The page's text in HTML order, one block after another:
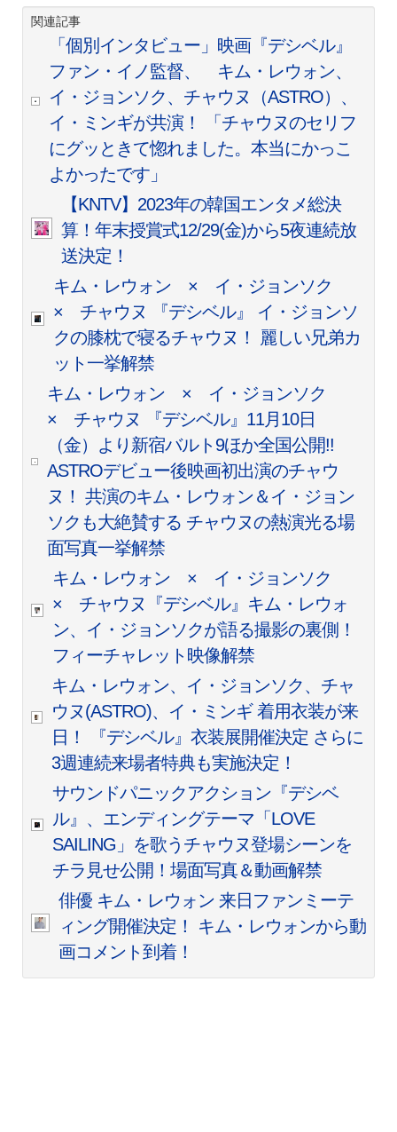
関連記事
「個別インタビュー」映画『デシベル』
ファン・イノ監督、 キム・レウォン、
イ・ジョンソク、チャウヌ（ASTRO）、
イ・ミンギが共演！ 「チャウヌのセリフ
にグッときて惚れました。本当にかっこ
よかったです」
【KNTV】2023年の韓国エンタメ総決
算！年末授賞式12/29(金)から5夜連続放
送決定！
キム・レウォン × イ・ジョンソク
× チャウヌ 『デシベル』 イ・ジョンソ
クの膝枕で寝るチャウヌ！ 麗しい兄弟カ
ット一挙解禁
キム・レウォン × イ・ジョンソク
× チャウヌ 『デシベル』11月10日
（金）より新宿バルト9ほか全国公開!!
ASTROデビュー後映画初出演のチャウ
ヌ！ 共演のキム・レウォン＆イ・ジョン
ソクも大絶賛する チャウヌの熱演光る場
面写真一挙解禁
キム・レウォン × イ・ジョンソク
× チャウヌ『デシベル』キム・レウォ
ン、イ・ジョンソクが語る撮影の裏側！
フィーチャレット映像解禁
キム・レウォン、イ・ジョンソク、チャ
ウヌ(ASTRO)、イ・ミンギ 着用衣装が来
日！ 『デシベル』衣装展開催決定 さらに
3週連続来場者特典も実施決定！
サウンドパニックアクション『デシベ
ル』、エンディングテーマ「LOVE
SAILING」を歌うチャウヌ登場シーンを
チラ見せ公開！場面写真＆動画解禁
俳優 キム・レウォン 来日ファンミーテ
ィング開催決定！ キム・レウォンから動
画コメント到着！